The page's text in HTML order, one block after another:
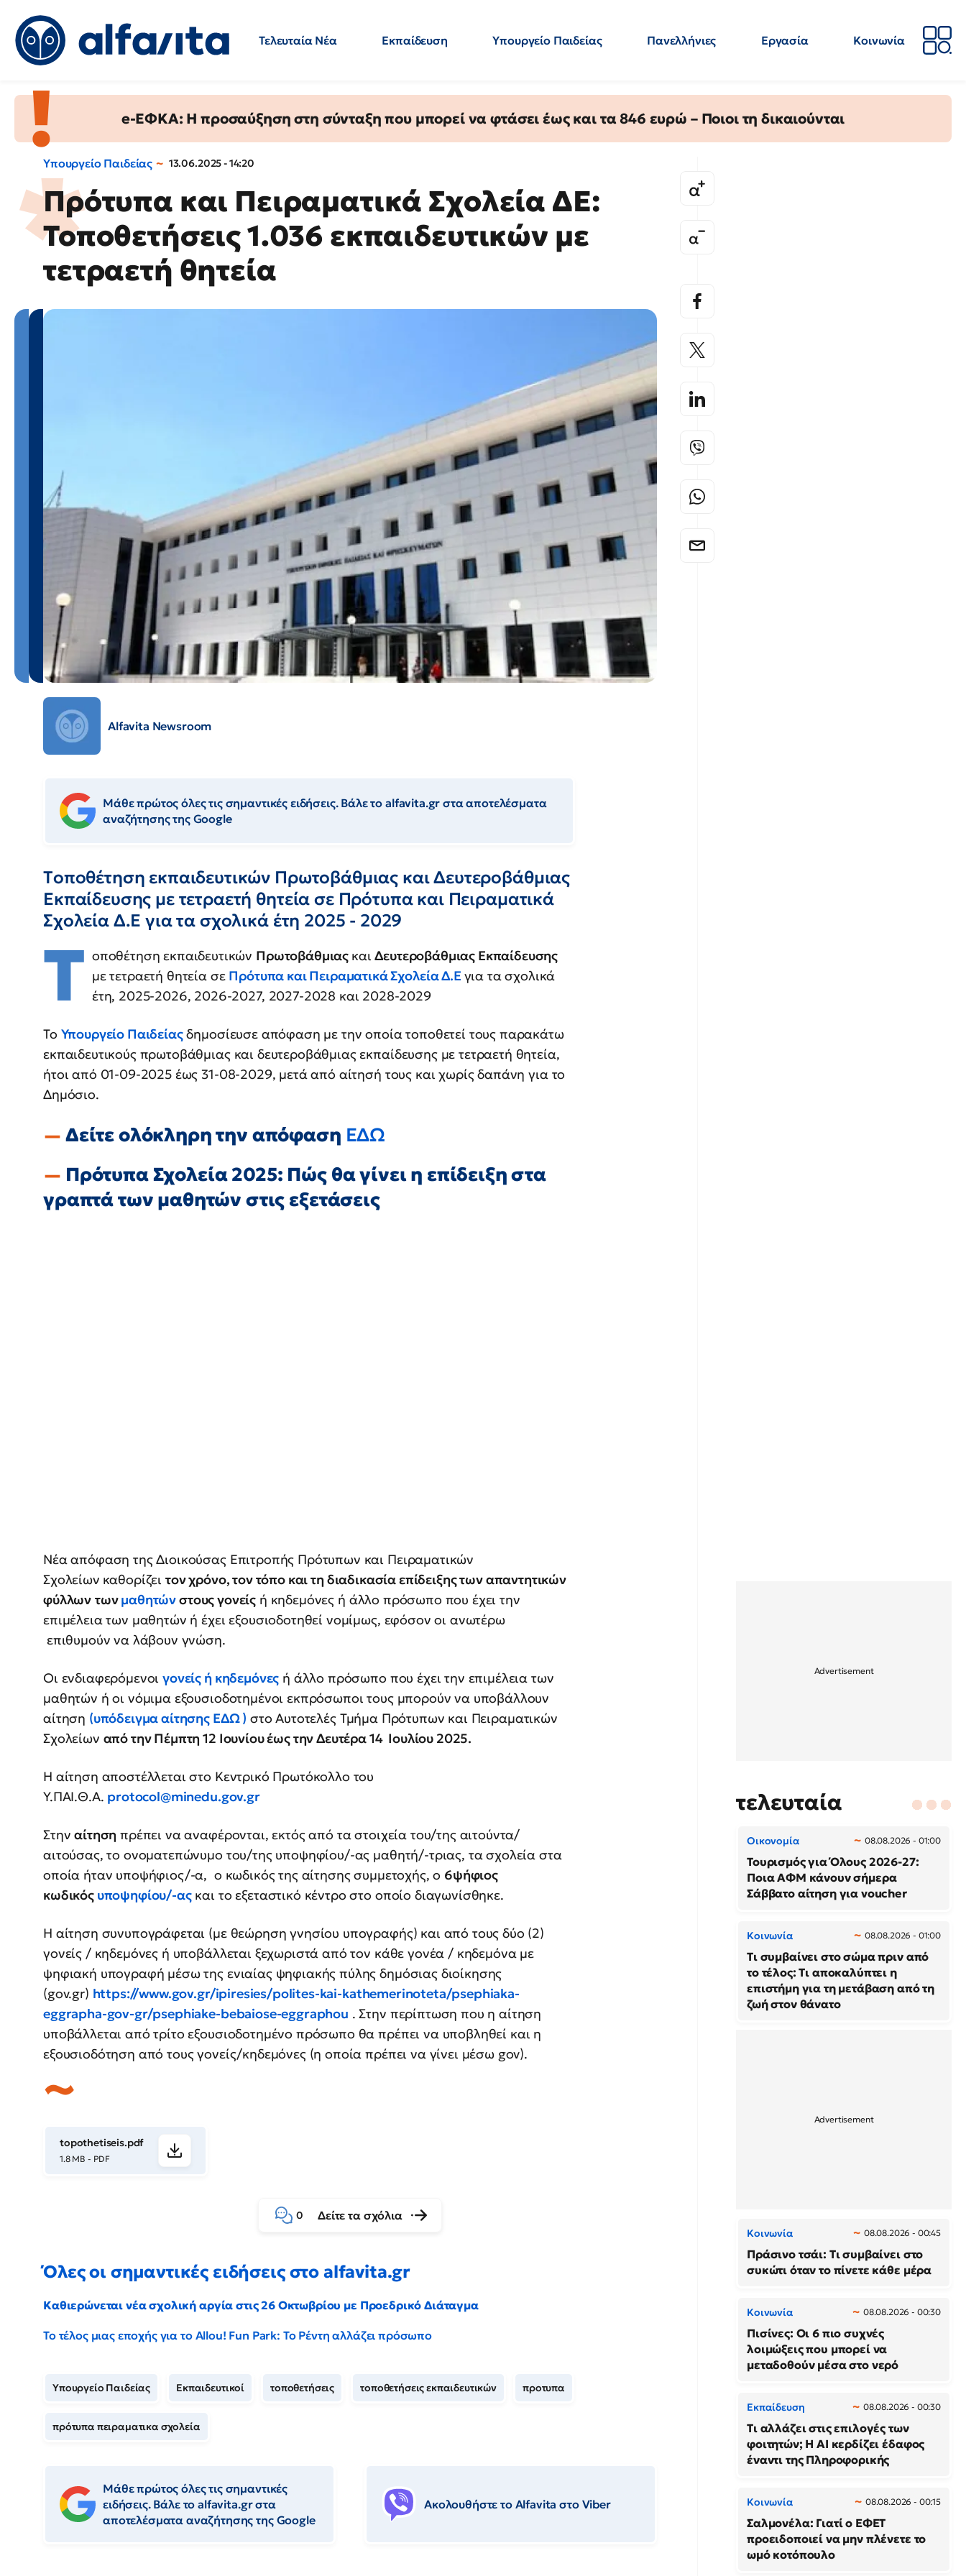
Τελευταία Νέα Εκπαίδευση Υπουργείο Παιδείας Πανελλήνιες Εργασία
Κοινωνία
e-ΕΦΚΑ: Η προσαύξηση στη σύνταξη που μπορεί να φτάσει έως και τα 846 ευρώ – Ποιοι τη δικαιούνται
Υπουργείο Παιδείας 13.06.2025 - 14:20
Πρότυπα και Πειραματικά Σχολεία ΔΕ:
Τοποθετήσεις 1.036 εκπαιδευτικών με
τετραετή θητεία
Alfavita Newsroom
Μάθε πρώτος όλες τις σημαντικές ειδήσεις. Βάλε το alfavita.gr στα αποτελέσματα
αναζήτησης της Google
Tοποθέτηση εκπαιδευτικών Πρωτοβάθμιας και Δευτεροβάθμιας
Εκπαίδευσης με τετραετή θητεία σε Πρότυπα και Πειραματικά
Σχολεία Δ.Ε για τα σχολικά έτη 2025 - 2029
T οποθέτηση εκπαιδευτικών Πρωτοβάθμιας καιΔευτεροβάθμιας Εκπαίδευσης
με τετραετή θητεία σε Πρότυπα και Πειραματικά Σχολεία Δ.Ε για τα σχολικά
έτη, 2025-2026, 2026-2027, 2027-2028 και 2028-2029
Το Υπουργείο Παιδείαςδημοσίευσε απόφαση με την οποία τοποθετεί τους παρακάτω
εκπαιδευτικούς πρωτοβάθμιας και δευτεροβάθμιας εκπαίδευσης με τετραετή θητεία,
ήτοι από 01-09-2025 έως 31-08-2029, μετά από αίτησή τους και χωρίς δαπάνη για το
Δημόσιο.
Δείτε ολόκληρη την απόφαση ΕΔΩ
Πρότυπα Σχολεία 2025: Πώς θα γίνει η επίδειξη στα
γραπτά των μαθητών στις εξετάσεις
Νέα απόφαση της Διοικούσας Επιτροπής Πρότυπων και Πειραματικών
Σχολείων καθορίζει τον χρόνο, τον τόπο και τη διαδικασία επίδειξης των απαντητικών
φύλλων τωνμαθητώνστους γονείς ή κηδεμόνες ή άλλο πρόσωπο που έχει την
επιμέλεια των μαθητών ή έχει εξουσιοδοτηθεί νομίμως, εφόσον οι ανωτέρω
επιθυμούν να λάβουν γνώση.
Οι ενδιαφερόμενοιγονείς ή κηδεμόνες ή άλλο πρόσωπο που έχει την επιμέλεια των
μαθητών ή οι νόμιμα εξουσιοδοτημένοι εκπρόσωποι τους μπορούν να υποβάλλουν
αίτηση (υπόδειγμα αίτησης ΕΔΩ ) στο Αυτοτελές Τμήμα Πρότυπων και Πειραματικών
Σχολείων από την Πέμπτη 12 Ιουνίου έως την Δευτέρα 14 Ιουλίου 2025.
Η αίτηση αποστέλλεται στο Κεντρικό Πρωτόκολλο του
Υ.ΠΑΙ.Θ.Α. protocol@minedu.gov.gr
Στηναίτηση πρέπει να αναφέρονται, εκτός από τα στοιχεία του/της αιτούντα/
αιτούσας, το ονοματεπώνυμο του/της υποψηφίου/-ας μαθητή/-τριας, τα σχολεία στα
οποία ήταν υποψήφιος/-α, ο κωδικός της αίτησης συμμετοχής, ο 6ψήφιος
κωδικός υποψηφίου/-αςκαι το εξεταστικό κέντρο στο οποίο διαγωνίσθηκε.
Η αίτηση συνυπογράφεται (με θεώρηση γνησίου υπογραφής) και από τους δύο (2)
γονείς / κηδεμόνες ή υποβάλλεται ξεχωριστά από τον κάθε γονέα / κηδεμόνα με
ψηφιακή υπογραφή μέσω της ενιαίας ψηφιακής πύλης δημόσιας διοίκησης
(gov.gr) https://www.gov.gr/ipiresies/polites-kai-kathemerinoteta/psephiaka-
eggrapha-gov-gr/psephiake-bebaiose-eggraphou . Στην περίπτωση που η αίτηση
υποβάλλεται από τρίτο εξουσιοδοτημένο πρόσωπο θα πρέπει να υποβληθεί και η
εξουσιοδότηση από τους γονείς/κηδεμόνες (η οποία πρέπει να γίνει μέσω gov).
topothetiseis.pdf
1.8 MB - PDF
0 Δείτε τα σχόλια
Όλες οι σημαντικές ειδήσεις στο alfavita.gr
Καθιερώνεται νέα σχολική αργία στις 26 Οκτωβρίου με Προεδρικό Διάταγμα
Το τέλος μιας εποχής για το Allou! Fun Park: Το Ρέντη αλλάζει πρόσωπο
Υπουργείο Παιδείας Εκπαιδευτικοί τοποθετήσεις τοποθετήσεις εκπαιδευτικών προτυπα
πρότυπα πειραματικα σχολεία
Μάθε πρώτος όλες τις σημαντικές
ειδήσεις. Βάλε το alfavita.gr στα
αποτελέσματα αναζήτησης της Google
Ακολουθήστε το Αlfavita στο Viber
τελευταία
Οικονομία 08.08.2026 - 01:00
Τουρισμός για Όλους 2026-27:
Ποια ΑΦΜ κάνουν σήμερα
Σάββατο αίτηση για voucher
Κοινωνία 08.08.2026 - 01:00
Τι συμβαίνει στο σώμα πριν από
το τέλος: Τι αποκαλύπτει η
επιστήμη για τη μετάβαση από τη
ζωή στον θάνατο
Κοινωνία 08.08.2026 - 00:45
Πράσινο τσάι: Τι συμβαίνει στο
συκώτι όταν το πίνετε κάθε μέρα
Κοινωνία 08.08.2026 - 00:30
Πισίνες: Οι 6 πιο συχνές
λοιμώξεις που μπορεί να
μεταδοθούν μέσα στο νερό
Εκπαίδευση 08.08.2026 - 00:30
Τι αλλάζει στις επιλογές των
φοιτητών; Η AI κερδίζει έδαφος
έναντι της Πληροφορικής
Κοινωνία 08.08.2026 - 00:15
Σαλμονέλα: Γιατί ο ΕΦΕΤ
προειδοποιεί να μην πλένετε το
ωμό κοτόπουλο